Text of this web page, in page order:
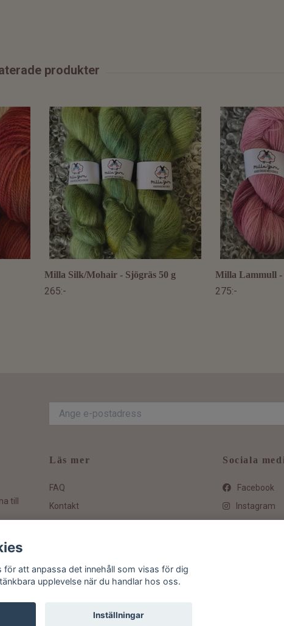
Milla Silk/Mohair - Sjögräs 50 g
265:-
Milla Lammull -
275:-
till
Läs mer
FAQ
Kontakt
Sociala
Facebook
Instagram
för att anpassa det innehåll som visas för dig
upplevelse när du handlar hos oss.
Inställningar